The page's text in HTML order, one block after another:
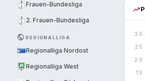
Frauen-Bundesliga
2. Frauen-Bundesliga
PUBLIC REGIONALLIGA
Regionalliga Nordost
Regionalliga West
trending_up